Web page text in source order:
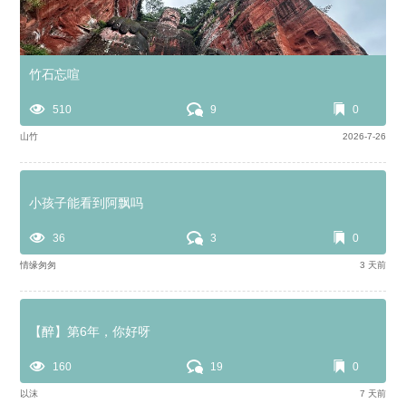
竹石忘喧
510 9 0
山竹 2026-7-26
小孩子能看到阿飘吗
36 3 0
情缘匆匆 3 天前
【醉】第6年，你好呀
160 19 0
以沫 7 天前